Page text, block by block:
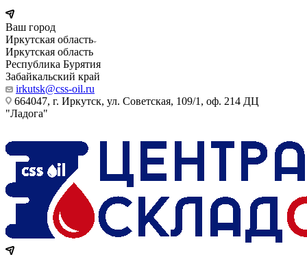
Ваш город
Иркутская область
Иркутская область
Республика Бурятия
Забайкальский край
irkutsk@css-oil.ru
664047, г. Иркутск, ул. Советская, 109/1, оф. 214 ДЦ
"Ладога"